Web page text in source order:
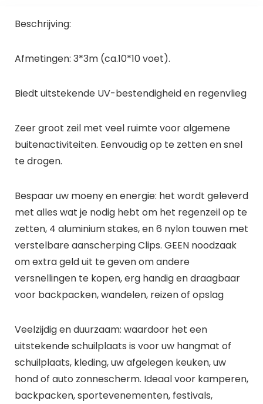
Beschrijving:
Afmetingen: 3*3m (ca.10*10 voet).
Biedt uitstekende UV-bestendigheid en regenvlieg
Zeer groot zeil met veel ruimte voor algemene
buitenactiviteiten. Eenvoudig op te zetten en snel
te drogen.
Bespaar uw moeny en energie: het wordt geleverd
met alles wat je nodig hebt om het regenzeil op te
zetten, 4 aluminium stakes, en 6 nylon touwen met
verstelbare aanscherping Clips. GEEN noodzaak
om extra geld uit te geven om andere
versnellingen te kopen, erg handig en draagbaar
voor backpacken, wandelen, reizen of opslag
Veelzijdig en duurzaam: waardoor het een
uitstekende schuilplaats is voor uw hangmat of
schuilplaats, kleding, uw afgelegen keuken, uw
hond of auto zonnescherm. Ideaal voor kamperen,
backpacken, sportevenementen, festivals,